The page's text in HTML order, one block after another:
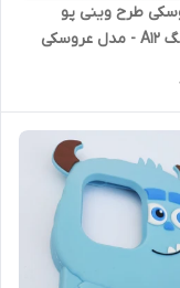
طرح وینی پو
سامسونگ A12 - مدل عروسکی